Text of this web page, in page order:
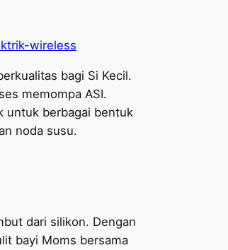
wireless
bagi Si Kecil.
memompa ASI.
untuk berbagai bentuk
noda susu.
dari silikon. Dengan
bayi Moms bersama